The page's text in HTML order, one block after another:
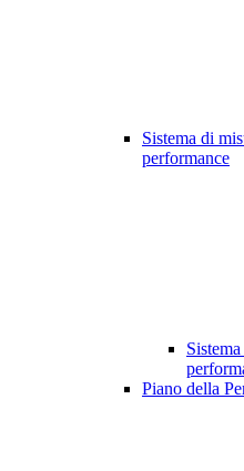
Sistema di
performance
Piano della